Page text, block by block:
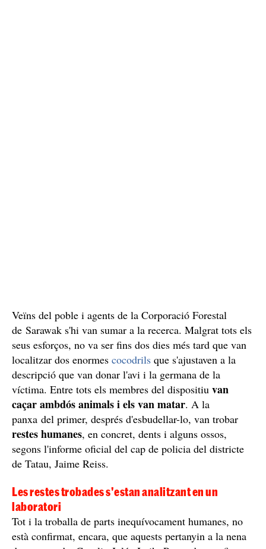
Veïns del poble i agents de la Corporació Forestal
de Sarawak s'hi van sumar a la recerca. Malgrat tots els
seus esforços, no va ser fins dos dies més tard que van
localitzar dos enormes cocodrils que s'ajustaven a la
descripció que van donar l'avi i la germana de la
víctima. Entre tots els membres del dispositiu van
caçar ambdós animals i els van matar. A la
panxa del primer, després d'esbudellar-lo, van trobar
restes humanes, en concret, dents i alguns ossos,
segons l'informe oficial del cap de policia del districte
de Tatau, Jaime Reiss.